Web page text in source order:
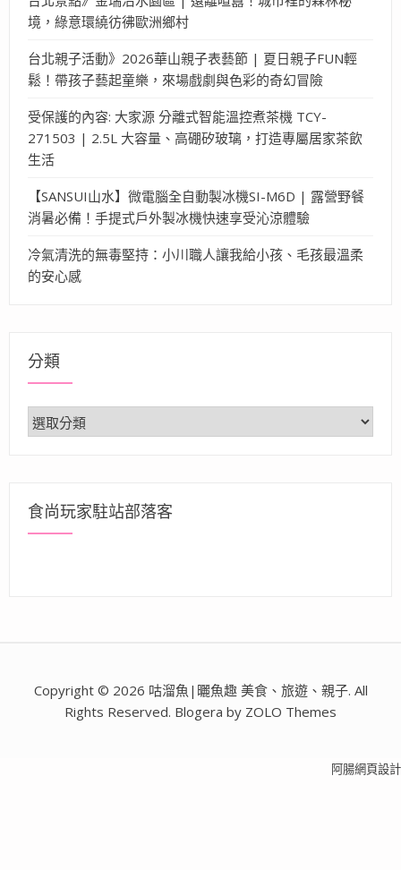
境，綠意環繞彷彿歐洲鄉村
台北親子活動》2026華山親子表藝節 | 夏日親子FUN輕
鬆！帶孩子藝起童樂，來場戲劇與色彩的奇幻冒險
受保護的內容: 大家源 分離式智能溫控煮茶機 TCY-
271503 | 2.5L 大容量、高硼矽玻璃，打造專屬居家茶飲
生活
【SANSUI山水】微電腦全自動製冰機SI-M6D | 露營野餐
消暑必備！手提式戶外製冰機快速享受沁涼體驗
冷氣清洗的無毒堅持：小川職人讓我給小孩、毛孩最溫柔
的安心感
分類
分
類
食尚玩家駐站部落客
Copyright © 2026 咕溜魚|曬魚趣 美食、旅遊、親子. All
Rights Reserved. Blogera by ZOLO Themes
阿腸網頁設計